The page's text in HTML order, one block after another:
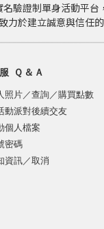
驗證制單身活動平台，
力於建立誠意與信任
Ｑ＆Ａ
照片／查詢／購買點數
動派對後續交友
個人檔案
密碼
資訊／取消